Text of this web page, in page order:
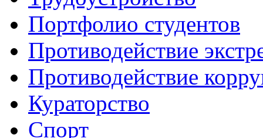
Портфолио студентов
Противодействие
Противодействие
Кураторство
Спорт